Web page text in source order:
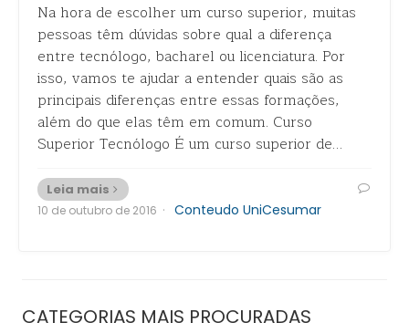
Na hora de escolher um curso superior, muitas
pessoas têm dúvidas sobre qual a diferença
entre tecnólogo, bacharel ou licenciatura. Por
isso, vamos te ajudar a entender quais são as
principais diferenças entre essas formações,
além do que elas têm em comum. Curso
Superior Tecnólogo É um curso superior de…
Leia mais
10 de outubro de 2016 · Conteudo UniCesumar
CATEGORIAS MAIS PROCURADAS